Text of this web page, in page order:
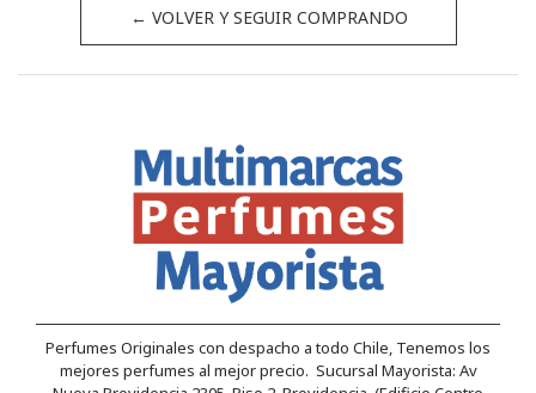
← VOLVER Y SEGUIR COMPRANDO
Perfumes Originales con despacho a todo Chile, Tenemos los
mejores perfumes al mejor precio. Sucursal Mayorista: Av